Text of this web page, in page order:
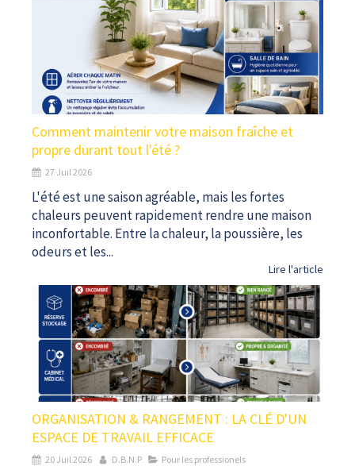
Comment maintenir votre maison fraîche et
propre durant tout l'été ?
27 Juil 2026
L'été est une saison agréable, mais les fortes
chaleurs peuvent rapidement rendre une maison
inconfortable. Entre la chaleur, la poussière, les
odeurs et les...
Lire l'article
ORGANISATION & RANGEMENT : LA CLÉ D'UN
ESPACE DE TRAVAIL EFFICACE
20 Juil 2026 D.B.N.P Pour les professionels